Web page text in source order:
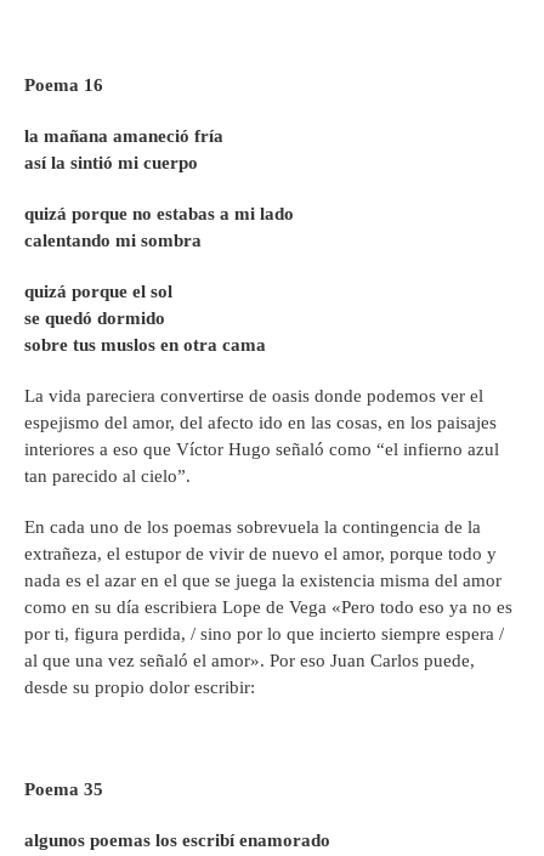
Poema 16
la mañana amaneció fría
así la sintió mi cuerpo
quizá porque no estabas a mi lado
calentando mi sombra
quizá porque el sol
se quedó dormido
sobre tus muslos en otra cama
La vida pareciera convertirse de oasis donde podemos ver el
espejismo del amor, del afecto ido en las cosas, en los paisajes
interiores a eso que Víctor Hugo señaló como “el infierno azul
tan parecido al cielo”.
En cada uno de los poemas sobrevuela la contingencia de la
extrañeza, el estupor de vivir de nuevo el amor, porque todo y
nada es el azar en el que se juega la existencia misma del amor
como en su día escribiera Lope de Vega «Pero todo eso ya no es
por ti, figura perdida, / sino por lo que incierto siempre espera /
al que una vez señaló el amor». Por eso Juan Carlos puede,
desde su propio dolor escribir:
Poema 35
algunos poemas los escribí enamorado